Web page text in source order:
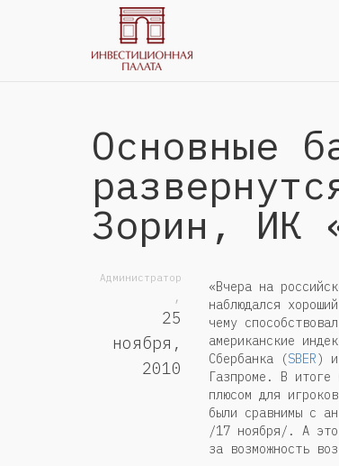
Основные
Зорин, ИК
Администратор
,
25
ноября,
2010
«Вчера на
наблюдался
чему
американские
Сбербанка (SBER) и
Газпроме. В итоге
плюсом для
были сравнимы с
/17 ноября/. А это
за возможность